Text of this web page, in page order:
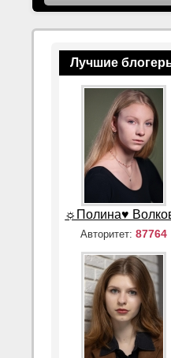
Лучшие
☼Полина♥
Авторитет: 87764